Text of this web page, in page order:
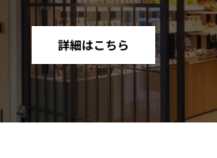
詳細はこちら